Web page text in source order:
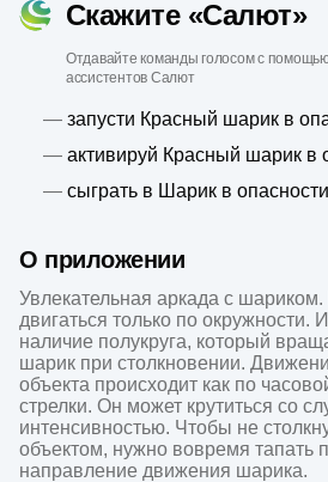
Скажите «Салют»
Отдавайте команды голосом с
ассистентов Салют
— запусти Красный шарик в
— активируй Красный шарик в
— сыграть в Шарик в опасности
О приложении
Увлекательная аркада с
двигаться только по окружности.
наличие полукруга, который
шарик при столкновении.
объекта происходит как по
стрелки. Он может крутиться со
интенсивностью. Чтобы не
объектом, нужно вовремя тапать
направление движения шарика.